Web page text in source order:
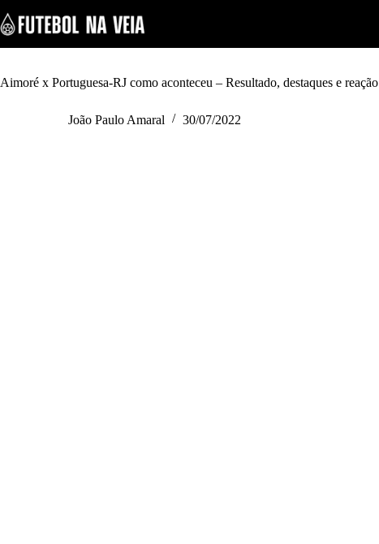
k
i
p
oAimoré x Portuguesa-RJ como aconteceu – Resultado, destaques e reação
João Paulo Amaral 30/07/2022